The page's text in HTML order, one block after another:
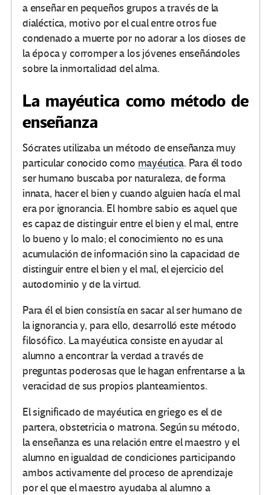
a enseñar en pequeños grupos a través de la
dialéctica, motivo por el cual entre otros fue
condenado a muerte por no adorar a los dioses de
la época y corromper a los jóvenes enseñándoles
sobre la inmortalidad del alma.
La mayéutica como método de
enseñanza
Sócrates utilizaba un método de enseñanza muy
particular conocido como mayéutica. Para él todo
ser humano buscaba por naturaleza, de forma
innata, hacer el bien y cuando alguien hacía el mal
era por ignorancia. El hombre sabio es aquel que
es capaz de distinguir entre el bien y el mal, entre
lo bueno y lo malo; el conocimiento no es una
acumulación de información sino la capacidad de
distinguir entre el bien y el mal, el ejercicio del
autodominio y de la virtud.
Para él el bien consistía en sacar al ser humano de
la ignorancia y, para ello, desarrolló este método
filosófico. La mayéutica consiste en ayudar al
alumno a encontrar la verdad a través de
preguntas poderosas que le hagan enfrentarse a la
veracidad de sus propios planteamientos.
El significado de mayéutica en griego es el de
partera, obstetricia o matrona. Según su método,
la enseñanza es una relación entre el maestro y el
alumno en igualdad de condiciones participando
ambos activamente del proceso de aprendizaje
por el que el maestro ayudaba al alumno a